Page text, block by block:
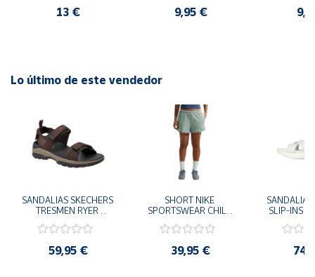
13 € 9,95 €
Lo último de este vendedor
SANDALIAS SKECHERS
TRESMEN RYER
205112-CHOC
COMODAS
59,95 €
SHORT NIKE
SPORTSWEAR CHILL
006 PANTALONES
39,95 €
SANDALIAS
SLIP-INS